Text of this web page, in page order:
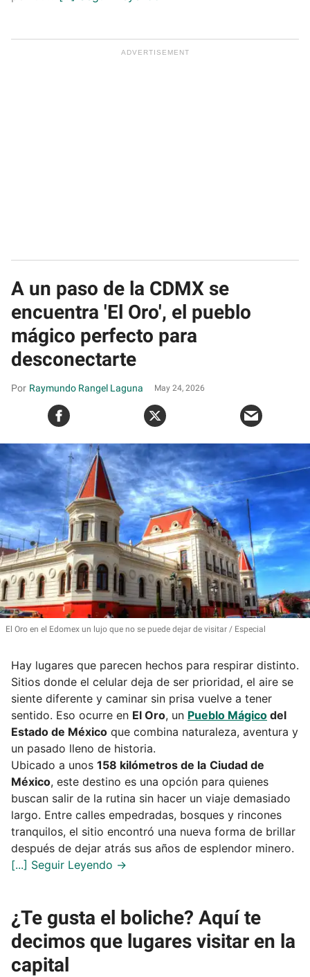
A un paso de la CDMX se
encuentra 'El Oro', el pueblo
mágico perfecto para
desconectarte
Raymundo Rangel Laguna May 24, 2026
El Oro en el Edomex un lujo que no se puede dejar de visitar Especial
Hay lugares que parecen hechos para respirar distinto.
Sitios donde el celular deja de ser prioridad, el aire se
siente diferente y caminar sin prisa vuelve a tener
sentido. Eso ocurre en El Oro, un Pueblo Mágico del
Estado de México que combina naturaleza, aventura y
un pasado lleno de historia.
Ubicado a unos 158 kilómetros de la Ciudad de
México, este destino es una opción para quienes
buscan salir de la rutina sin hacer un viaje demasiado
largo. Entre calles empedradas, bosques y rincones
tranquilos, el sitio encontró una nueva forma de brillar
después de dejar atrás sus años de esplendor minero.
¿Te gusta el boliche? Aquí te
decimos que lugares visitar en la
capital